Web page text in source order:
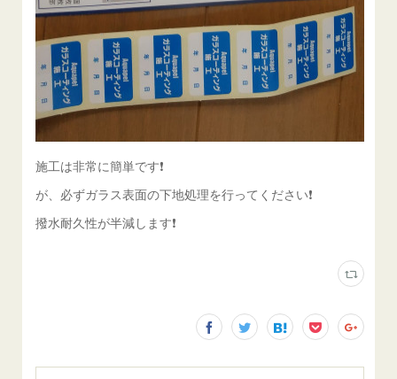
施工は非常に簡単です❗️
が、必ずガラス表面の下地処理を行ってください❗️
撥水耐久性が半減します❗️